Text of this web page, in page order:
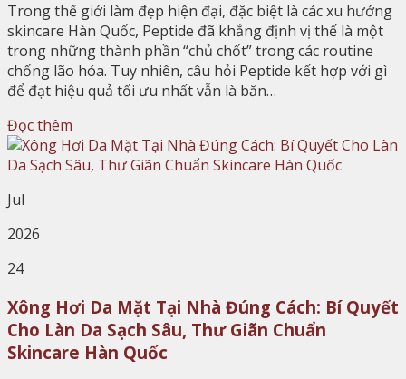
Trong thế giới làm đẹp hiện đại, đặc biệt là các xu hướng
skincare Hàn Quốc, Peptide đã khẳng định vị thế là một
trong những thành phần “chủ chốt” trong các routine
chống lão hóa. Tuy nhiên, câu hỏi Peptide kết hợp với gì
để đạt hiệu quả tối ưu nhất vẫn là băn…
Đọc thêm
Jul
2026
24
Xông Hơi Da Mặt Tại Nhà Đúng Cách: Bí Quyết
Cho Làn Da Sạch Sâu, Thư Giãn Chuẩn
Skincare Hàn Quốc